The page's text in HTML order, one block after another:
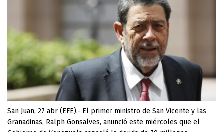
San Juan, 27 abr (EFE).- El primer ministro de San Vicente y las
Granadinas, Ralph Gonsalves, anunció este miércoles que el